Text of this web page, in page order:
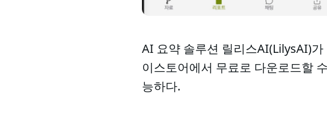
AI 요약 솔루션 릴리스AI(LilysAI)
이스토어에서 무료로 다운로드할
능하다.